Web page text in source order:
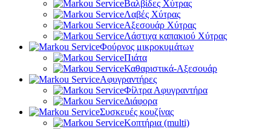
Βαλβίδες Χύτρας
Λαβές Χύτρας
Αξεσουάρ Χύτρας
Λάστιχα καπακιού Χύτρας
Φούρνος μικροκυμάτων
Πιάτα
Καθαριστικά-Αξεσουάρ
Αφυγραντήρες
Φίλτρα Αφυγραντήρα
Διάφορα
Συσκευές κουζίνας
Κοπτήρια (multi)